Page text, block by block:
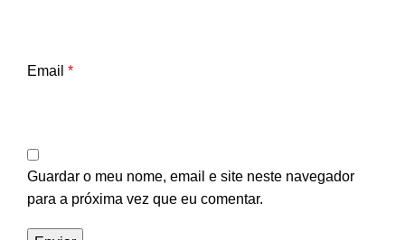
Email *
Guardar o meu nome, email e site neste navegador
para a próxima vez que eu comentar.